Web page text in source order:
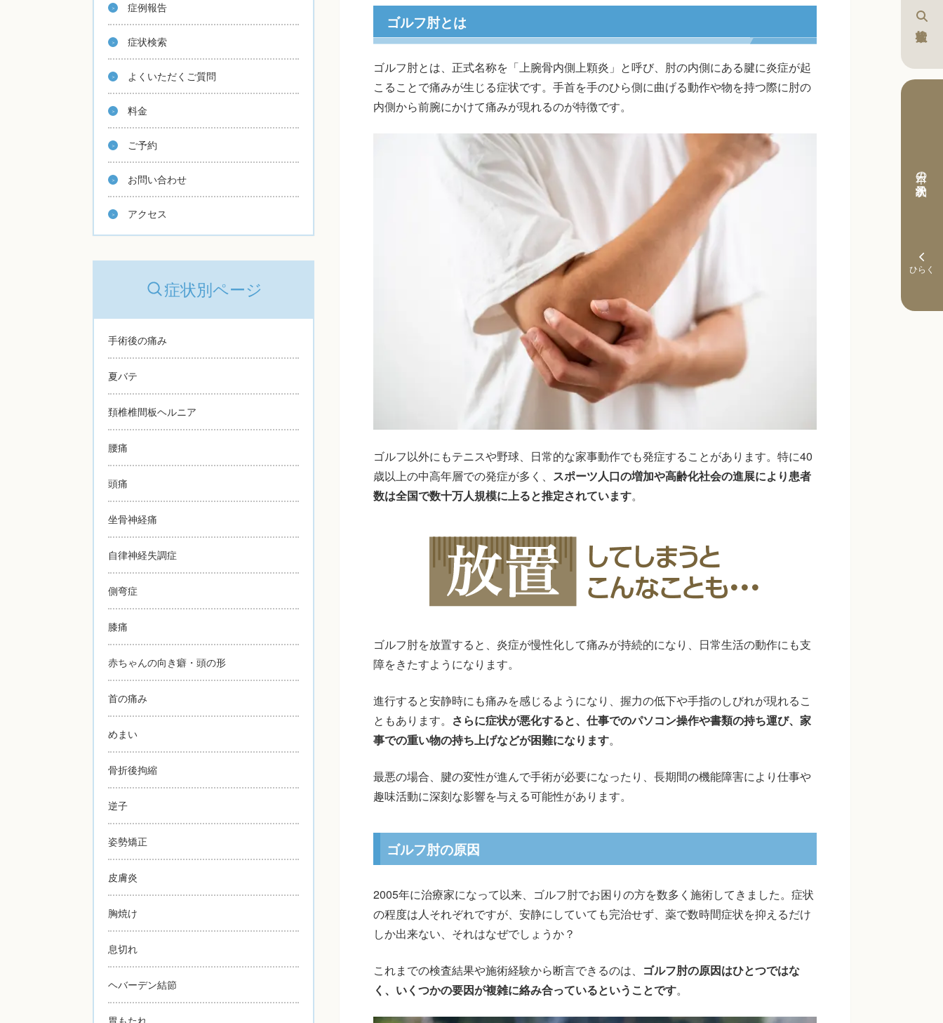
本日の予約状況
ゴルフ肘とは
ゴルフ肘とは、正式名称を「上腕骨内側上顆炎」と呼び、肘の内側にある腱に炎症が起
こることで痛みが生じる症状です。手首を手のひら側に曲げる動作や物を持つ際に肘の
内側から前腕にかけて痛みが現れるのが特徴です。
ゴルフ以外にもテニスや野球、日常的な家事動作でも発症することがあります。特に40
歳以上の中高年層での発症が多く、 スポーツ人口の増加や高齢化社会の進展により患者
数は全国で数十万人規模に上ると推定されています。
ゴルフ肘を放置すると、炎症が慢性化して痛みが持続的になり、日常生活の動作にも支
障をきたすようになります。
進行すると安静時にも痛みを感じるようになり、握力の低下や手指のしびれが現れるこ
ともあります。 さらに症状が悪化すると、仕事でのパソコン操作や書類の持ち運び、家
事での重い物の持ち上げなどが困難になります。
最悪の場合、腱の変性が進んで手術が必要になったり、長期間の機能障害により仕事や
趣味活動に深刻な影響を与える可能性があります。
ゴルフ肘の原因
2005年に治療家になって以来、ゴルフ肘でお困りの方を数多く施術してきました。症状
の程度は人それぞれですが、安静にしていても完治せず、薬で数時間症状を抑えるだけ
しか出来ない、それはなぜでしょうか？
これまでの検査結果や施術経験から断言できるのは、 ゴルフ肘の原因はひとつではな
く、いくつかの要因が複雑に絡み合っているということです。
症例報告
症状検索
よくいただくご質問
料金
ご予約
お問い合わせ
アクセス
症状別ページ
手術後の痛み
夏バテ
頚椎椎間板ヘルニア
腰痛
頭痛
坐骨神経痛
自律神経失調症
側弯症
膝痛
赤ちゃんの向き癖・頭の形
首の痛み
めまい
骨折後拘縮
逆子
姿勢矯正
皮膚炎
胸焼け
息切れ
ヘバーデン結節